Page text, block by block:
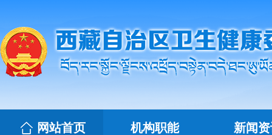
网站首页 机构职能 新闻